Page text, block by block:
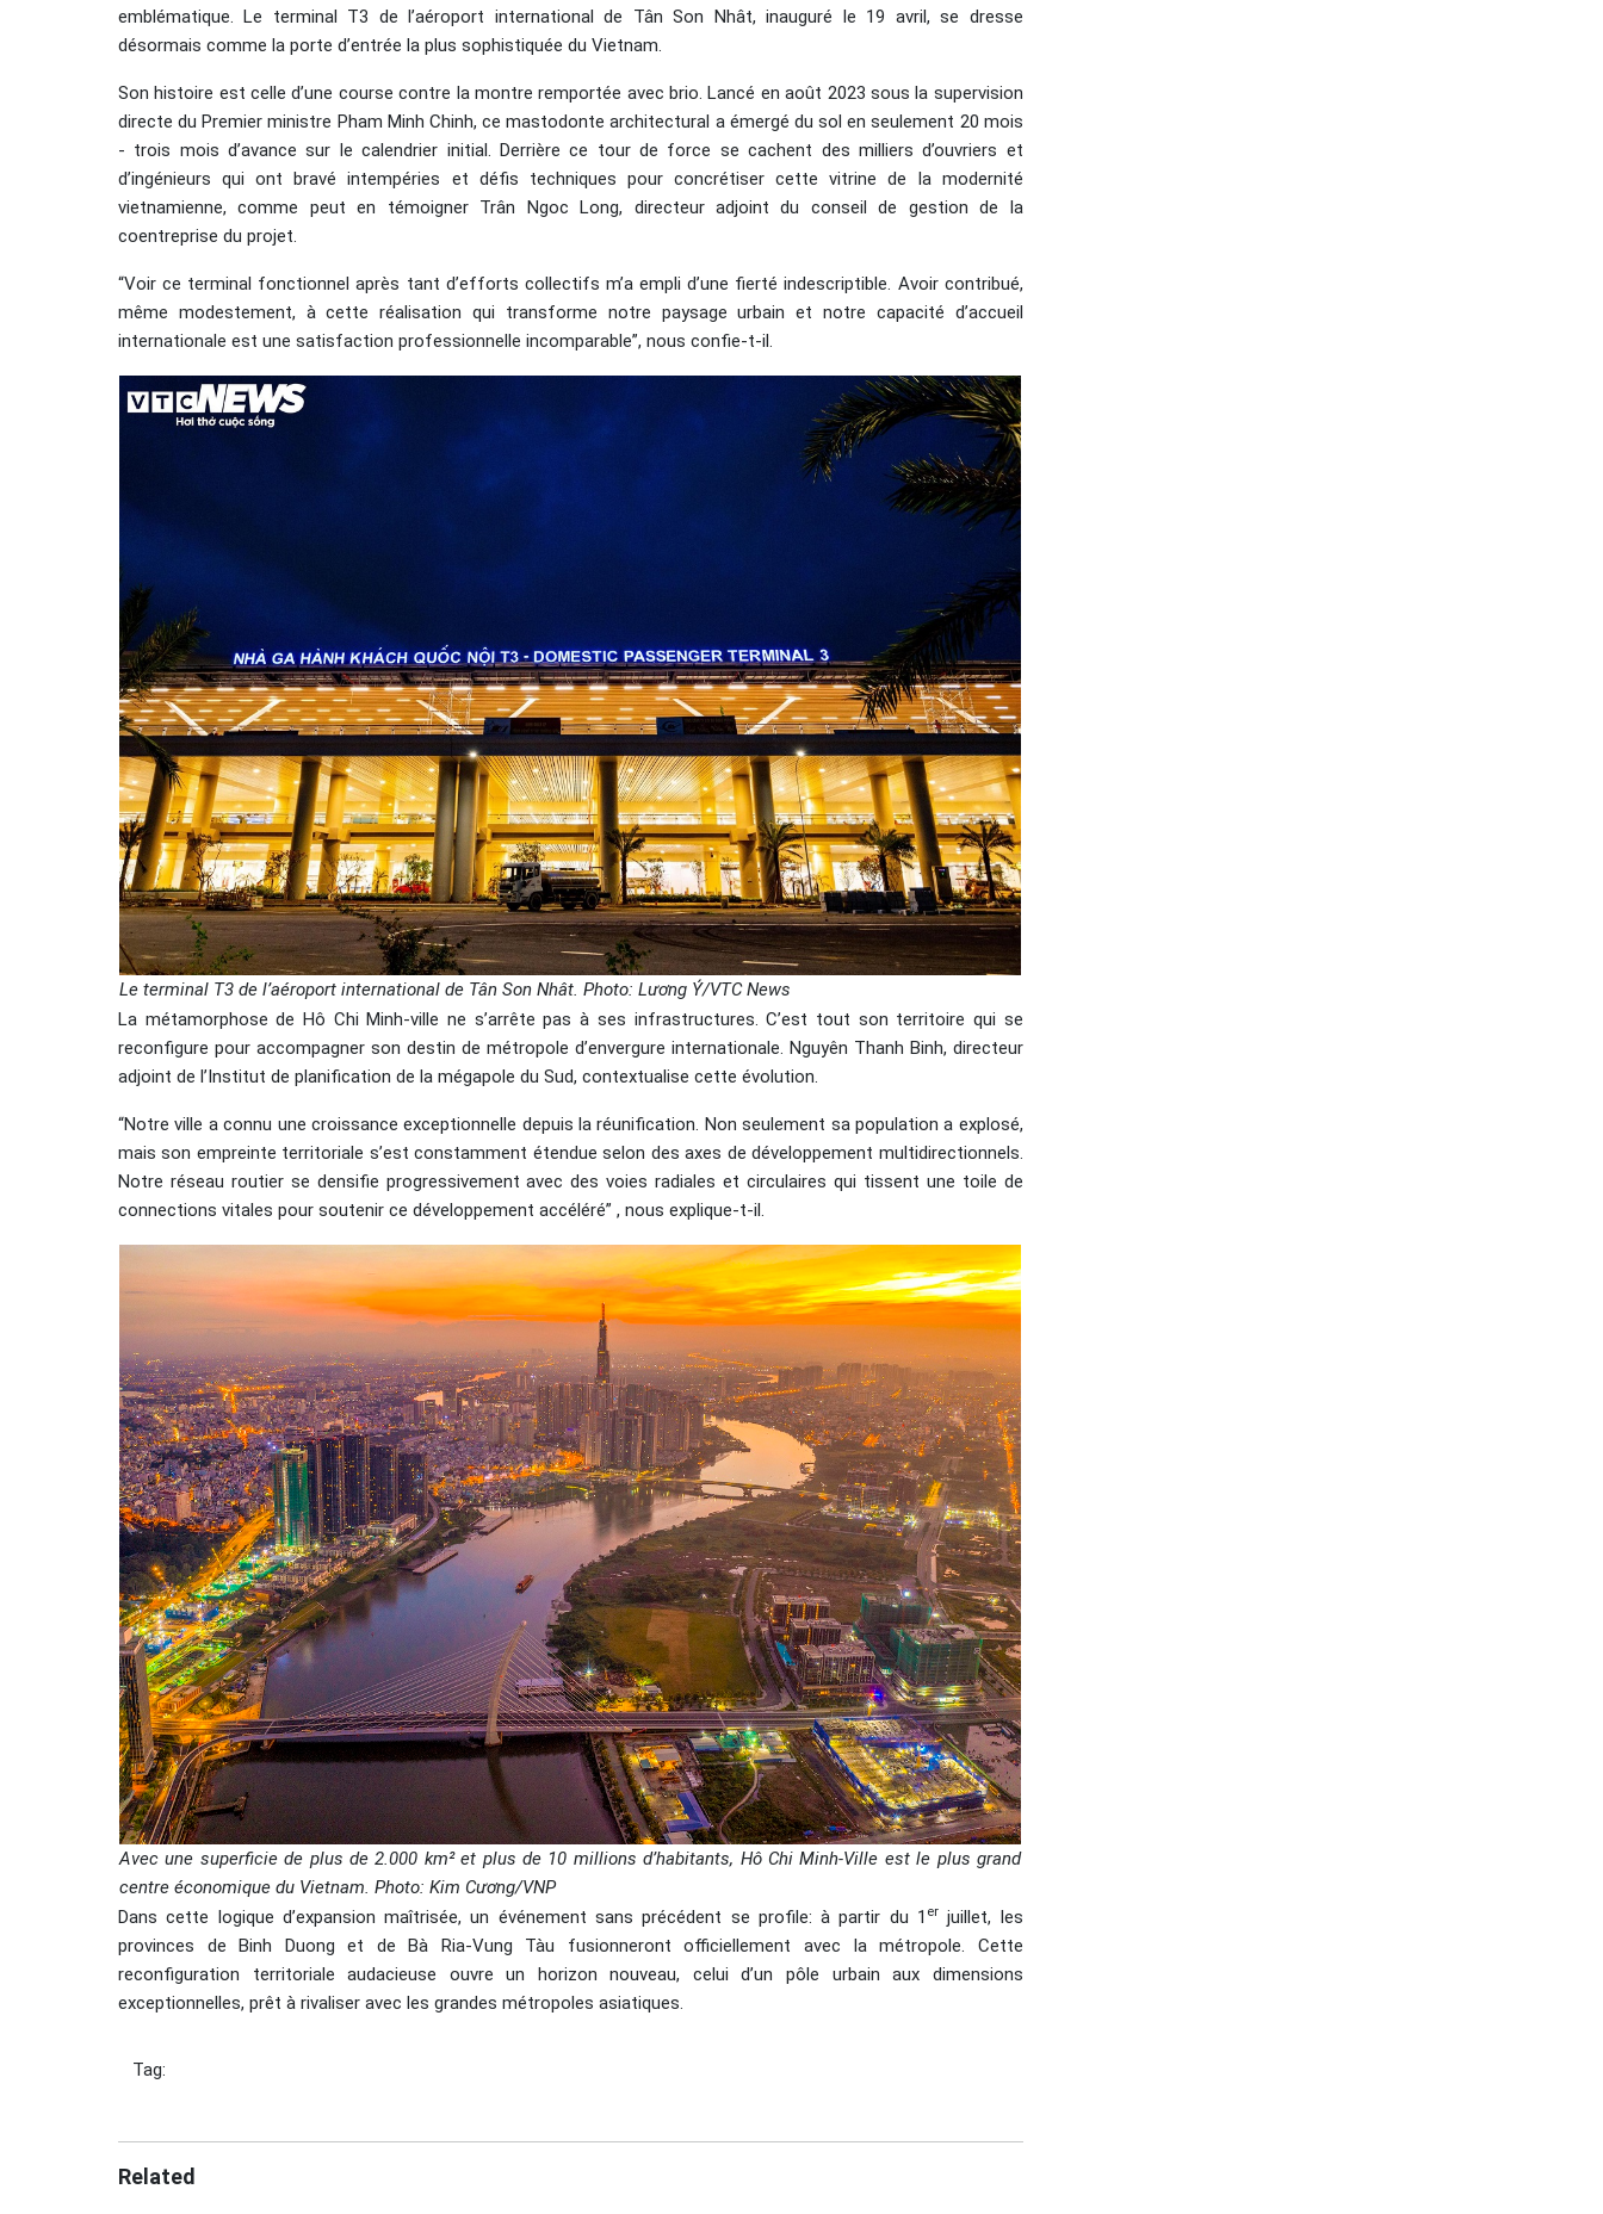
emblématique. Le terminal T3 de l’aéroport international de Tân Son Nhât, inauguré le 19 avril, se dresse
désormais comme la porte d’entrée la plus sophistiquée du Vietnam.
Son histoire est celle d’une course contre la montre remportée avec brio. Lancé en août 2023 sous la supervision
directe du Premier ministre Pham Minh Chinh, ce mastodonte architectural a émergé du sol en seulement 20 mois
- trois mois d’avance sur le calendrier initial. Derrière ce tour de force se cachent des milliers d’ouvriers et
d’ingénieurs qui ont bravé intempéries et défis techniques pour concrétiser cette vitrine de la modernité
vietnamienne, comme peut en témoigner Trân Ngoc Long, directeur adjoint du conseil de gestion de la
coentreprise du projet.
“Voir ce terminal fonctionnel après tant d’efforts collectifs m’a empli d’une fierté indescriptible. Avoir contribué,
même modestement, à cette réalisation qui transforme notre paysage urbain et notre capacité d’accueil
internationale est une satisfaction professionnelle incomparable”, nous confie-t-il.
Le terminal T3 de l’aéroport international de Tân Son Nhât. Photo: Lương Ý/VTC News
La métamorphose de Hô Chi Minh-ville ne s’arrête pas à ses infrastructures. C’est tout son territoire qui se
reconfigure pour accompagner son destin de métropole d’envergure internationale. Nguyên Thanh Binh, directeur
adjoint de l’Institut de planification de la mégapole du Sud, contextualise cette évolution.
“Notre ville a connu une croissance exceptionnelle depuis la réunification. Non seulement sa population a explosé,
mais son empreinte territoriale s’est constamment étendue selon des axes de développement multidirectionnels.
Notre réseau routier se densifie progressivement avec des voies radiales et circulaires qui tissent une toile de
connections vitales pour soutenir ce développement accéléré” , nous explique-t-il.
Avec une superficie de plus de 2.000 km² et plus de 10 millions d’habitants, Hô Chi Minh-Ville est le plus grand
centre économique du Vietnam. Photo: Kim Cương/VNP
Dans cette logique d’expansion maîtrisée, un événement sans précédent se profile: à partir du 1 er juillet, les
provinces de Binh Duong et de Bà Ria-Vung Tàu fusionneront officiellement avec la métropole. Cette
reconfiguration territoriale audacieuse ouvre un horizon nouveau, celui d’un pôle urbain aux dimensions
exceptionnelles, prêt à rivaliser avec les grandes métropoles asiatiques.
Tag:
Related